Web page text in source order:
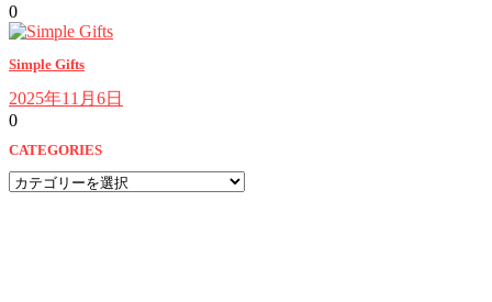
0
Simple Gifts
2025年11月6日
0
CATEGORIES
CATEGORIES